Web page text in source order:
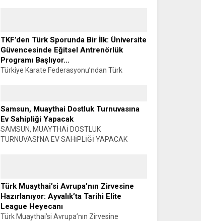
TKF’den Türk Sporunda Bir İlk: Üniversite
Güvencesinde Eğitsel Antrenörlük
Programı Başlıyor…
Türkiye Karate Federasyonu’ndan Türk
SİYAHKUŞAK Türkiye Karate Federasyonu ile
Manisa Celal Bayar...
Samsun, Muaythai Dostluk Turnuvasına
Ev Sahipliği Yapacak
SAMSUN, MUAYTHAİ DOSTLUK
TURNUVASI’NA EV SAHİPLİĞİ YAPACAK
Türk Muaythai’si Avrupa’nın Zirvesine
Hazırlanıyor: Ayvalık’ta Tarihi Elite
League Heyecanı
Türk Muaythai’si Avrupa’nın Zirvesine